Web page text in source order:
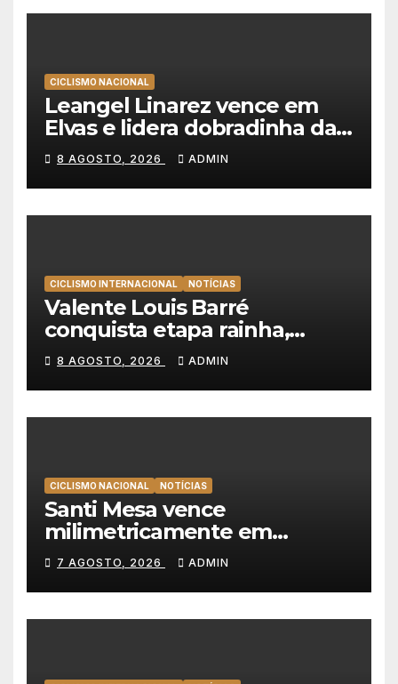
CICLISMO NACIONAL
Leangel Linarez vence em
Elvas e lidera dobradinha da
Tavfer-Ovos Matinados-
Mortágua
8 AGOSTO, 2026 ADMIN
CICLISMO INTERNACIONAL NOTÍCIAS
Valente Louis Barré
conquista etapa rainha,
Christian Scaroni é o novo
líder da Volta a Polónia
8 AGOSTO, 2026 ADMIN
CICLISMO NACIONAL NOTÍCIAS
Santi Mesa vence
milimetricamente em
Albufeira, Rui Oliveira
mantém a amarela da Volta a
Portugal
7 AGOSTO, 2026 ADMIN